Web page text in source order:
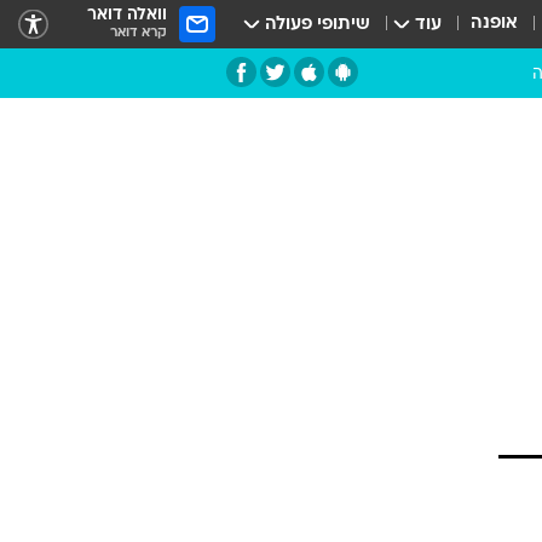
אופנה עוד שיתופי פעולה וואלה דואר
קרא דואר